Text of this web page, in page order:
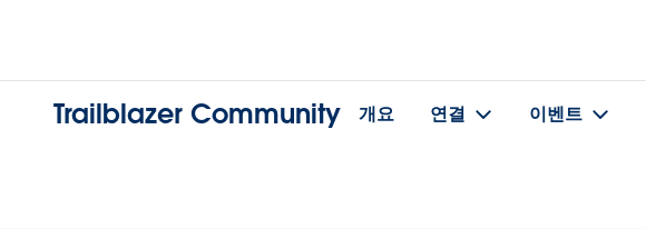
Trailblazer Community 개요 연결 이벤트